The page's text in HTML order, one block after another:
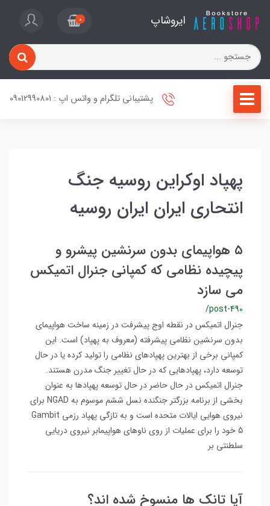
ایروشاپ 0
پشتیبانی تلگرام و واتس اپ : 09012990801
پهپاد اوکراین روسیه جنگ
انتحاری ایران ایران روسیه
۵ هواپیمای بدون سرنشین پیشرو و
پیچیده نظامی که کمپانی جنرال اتمیکس
می سازد
/post-490
جنرال اتمیکس در نقطه اوج پیشرفت در زمینه ساخت هواپیمای
بدون سرنشین نظامی پیشرفته (معروف به پهپاد) است. این
کمپانی برخی از بهترین پهپادهای نظامی را تولید کرده یا در حال
توسعه دارد، پهپادهایی که در حال تغییر جنگ مدرن هستند.
جنرال اتمیکس در حال حاضر در حال توسعه پهپادها به عنوان
بخشی از برنامه بزرگتر جنگنده نسل ششم موسوم به NGAD برای
نیروی هوایی ایالات متحده است و به تازگی پهپاد رزمی Gambit
5 خود را برای عملیات از روی ناوهای هواپیمابر نیروی دریایی
سلطنتی بر
آیا تانک ها منسوخ شده اند؟